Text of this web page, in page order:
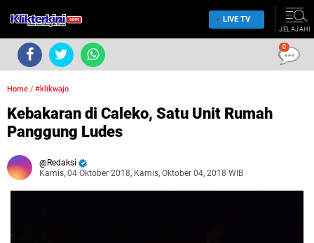
LIVE TV
JELAJAHI
Home / #klikwajo
Kebakaran di Caleko, Satu Unit Rumah
Panggung Ludes
Redaksi
Kamis, 04 Oktober 2018, Kamis, Oktober 04, 2018 WIB
0